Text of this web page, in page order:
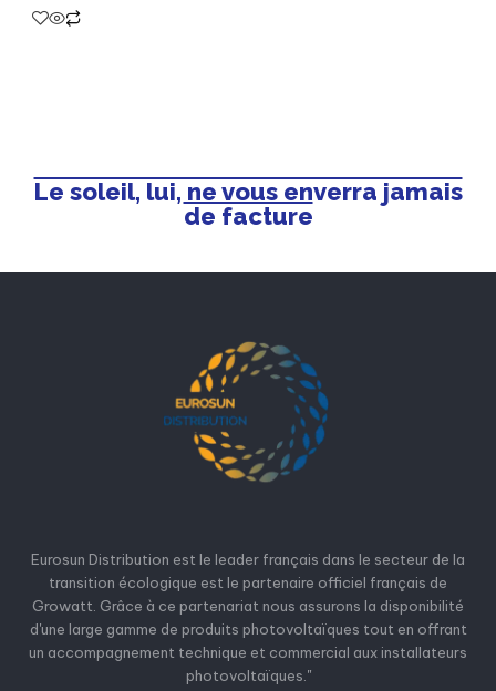
Le soleil, lui, ne vous enverra jamais
de facture
Eurosun Distribution est le leader français dans le secteur de la
transition écologique est le partenaire officiel français de
Growatt. Grâce à ce partenariat nous assurons la disponibilité
d'une large gamme de produits photovoltaïques tout en offrant
un accompagnement technique et commercial aux installateurs
photovoltaïques."